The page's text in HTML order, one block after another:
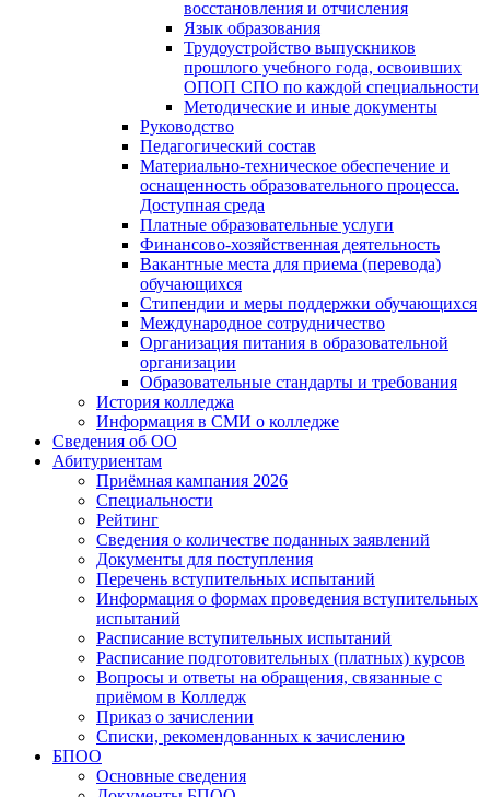
восстановления и отчисления
Язык образования
Трудоустройство выпускников
прошлого учебного года, освоивших
ОПОП СПО по каждой специальности
Методические и иные документы
Руководство
Педагогический состав
Материально-техническое обеспечение и
оснащенность образовательного процесса.
Доступная среда
Платные образовательные услуги
Финансово-хозяйственная деятельность
Вакантные места для приема (перевода)
обучающихся
Стипендии и меры поддержки обучающихся
Международное сотрудничество
Организация питания в образовательной
организации
Образовательные стандарты и требования
История колледжа
Информация в СМИ о колледже
Сведения об ОО
Абитуриентам
Приёмная кампания 2026
Специальности
Рейтинг
Сведения о количестве поданных заявлений
Документы для поступления
Перечень вступительных испытаний
Информация о формах проведения вступительных
испытаний
Расписание вступительных испытаний
Расписание подготовительных (платных) курсов
Вопросы и ответы на обращения, связанные с
приёмом в Колледж
Приказ о зачислении
Списки, рекомендованных к зачислению
БПОО
Основные сведения